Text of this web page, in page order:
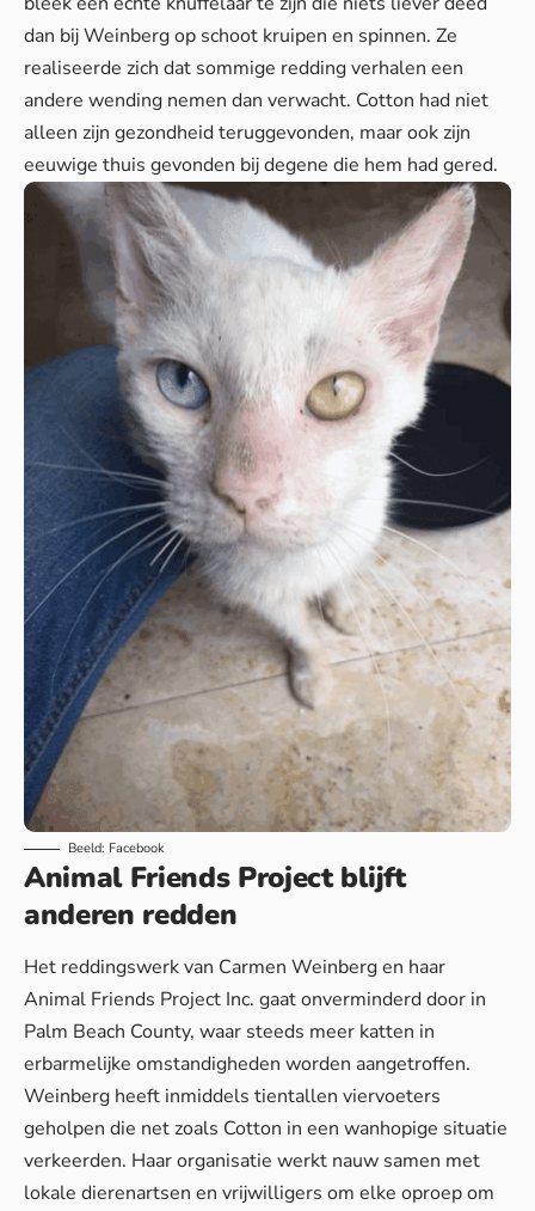
dan bij Weinberg op schoot kruipen en spinnen. Ze
realiseerde zich dat sommige redding verhalen een
andere wending nemen dan verwacht. Cotton had niet
alleen zijn gezondheid teruggevonden, maar ook zijn
eeuwige thuis gevonden bij degene die hem had gered.
Beeld: Facebook
Animal Friends Project blijft
anderen redden
Het reddingswerk van Carmen Weinberg en haar
Animal Friends Project Inc. gaat onverminderd door in
Palm Beach County, waar steeds meer katten in
erbarmelijke omstandigheden worden aangetroffen.
Weinberg heeft inmiddels tientallen viervoeters
geholpen die net zoals Cotton in een wanhopige situatie
verkeerden. Haar organisatie werkt nauw samen met
lokale dierenartsen en vrijwilligers om elke oproep om